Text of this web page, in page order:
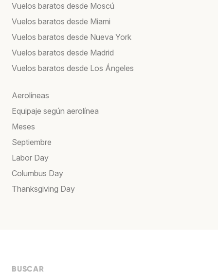
Vuelos baratos desde Moscú
Vuelos baratos desde Miami
Vuelos baratos desde Nueva York
Vuelos baratos desde Madrid
Vuelos baratos desde Los Ángeles
Aerolíneas
Equipaje según aerolínea
Meses
Septiembre
Labor Day
Columbus Day
Thanksgiving Day
BUSCAR